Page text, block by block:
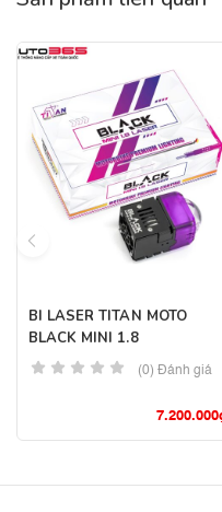
BI LASER TITAN MOTO
BLACK MINI 1.8
(0) Đánh giá
7.200.000